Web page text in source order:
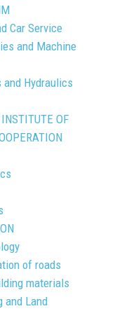
Car Service
and Machine
Hydraulics
OF
of roads
materials
and Land